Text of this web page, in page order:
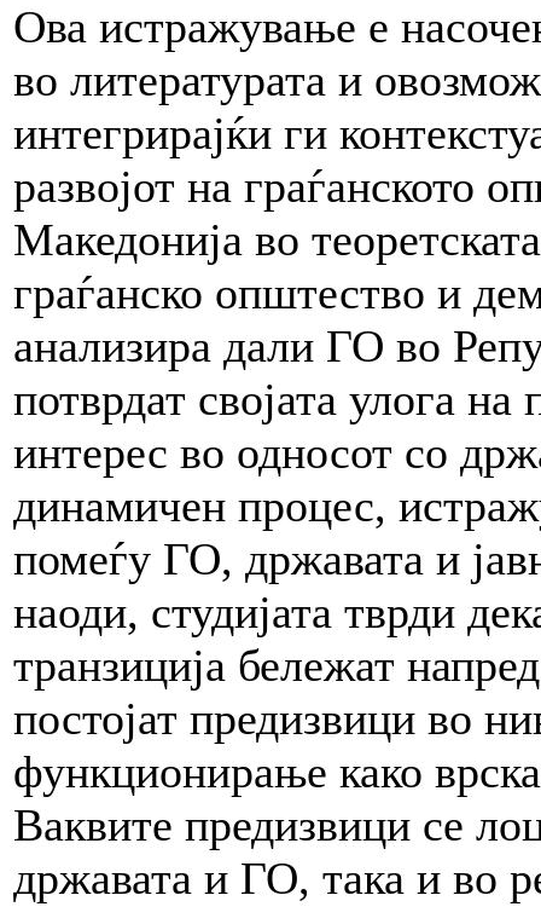
Ова истражување е
во литературата и
интегрирајќи ги
развојот на граѓанското
Македонија во
граѓанско општество и
анализира дали ГО во
потврдат својата улога
интерес во односот со
динамичен процес,
помеѓу ГО, државата и
наоди, студијата тврди
транзиција бележат
постојат предизвици во
функционирање како
Ваквите предизвици се
државата и ГО, така и во